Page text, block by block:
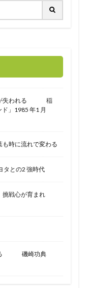
力が失われる 稲
」1985 年1 月
時に流れで変わる
タとの2 強時代
挑戦心が育まれ
する 磯崎功典